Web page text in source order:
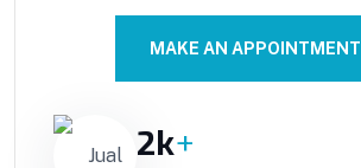
MAKE AN APPOINTMENT
2k+